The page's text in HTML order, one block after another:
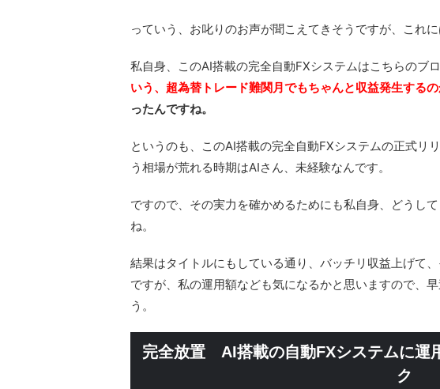
っていう、お叱りのお声が聞こえてきそうですが、これ
私自身、このAI搭載の完全自動FXシステムはこちらのブ
いう、超為替トレード難関月でもちゃんと収益発生する
ったんですね。
というのも、このAI搭載の完全自動FXシステムの正式リ
う相場が荒れる時期はAIさん、未経験なんです。
ですので、その実力を確かめるためにも私自身、どうし
ね。
結果はタイトルにもしている通り、バッチリ収益上げて
ですが、私の運用額なども気になるかと思いますので、
う。
完全放置 AI搭載の自動FXシステムに運
ク